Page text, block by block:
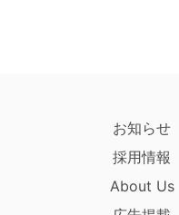
お知らせ
採用情報
About Us